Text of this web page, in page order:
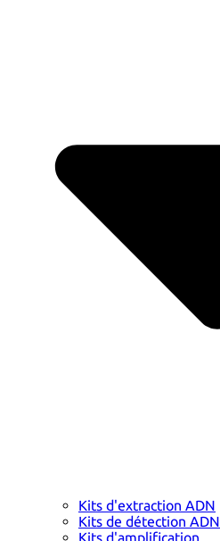
Kits d'extraction ADN
Kits de détection ADN
Kits d'amplification